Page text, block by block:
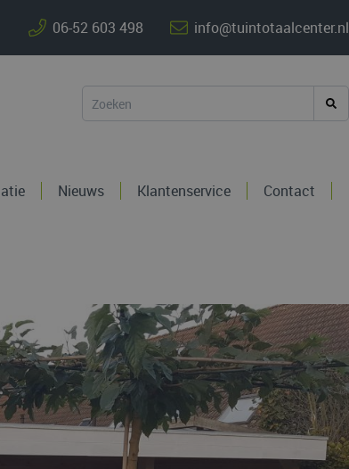
06-52 603 498 info@tuintotaalcenter.nl
Nieuws Klantenservice Contact